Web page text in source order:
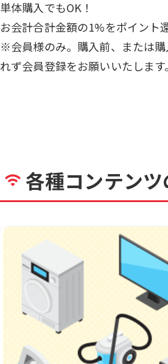
単体購入でもOK！
お会計合計金額の1%をポイント
※会員様のみ。購入前、または
れず会員登録をお願いいたします
各種コンテン